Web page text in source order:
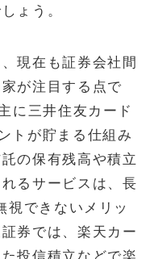
ょう。
現在も証券会社間
が注目する点で
に三井住友カード
トが貯まる仕組み
の保有残高や積立
るサービスは、長
視できないメリッ
券では、楽天カー